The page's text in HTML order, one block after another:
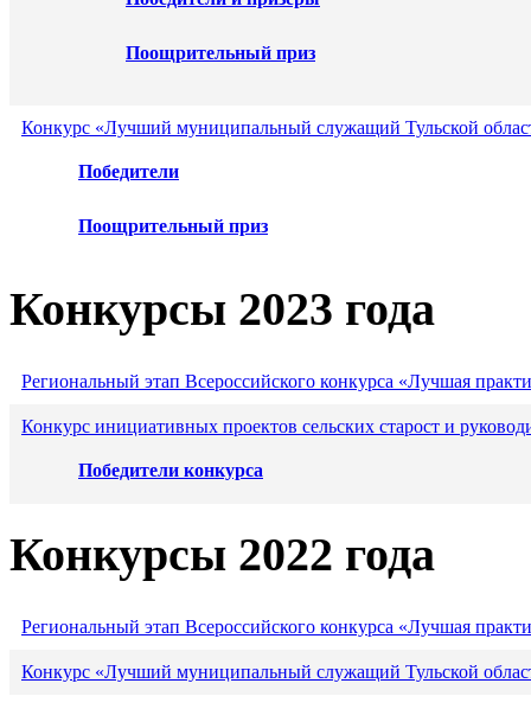
Поощрительный приз
Конкурс «Лучший муниципальный служащий Тульской
Победители
Поощрительный приз
Конкурсы 2023 года
Региональный этап Всероссийского конкурса «Лучшая
Конкурс инициативных проектов сельских старост и
Победители конкурса
Конкурсы 2022 года
Региональный этап Всероссийского конкурса «Лучшая
Конкурс «Лучший муниципальный служащий Тульской